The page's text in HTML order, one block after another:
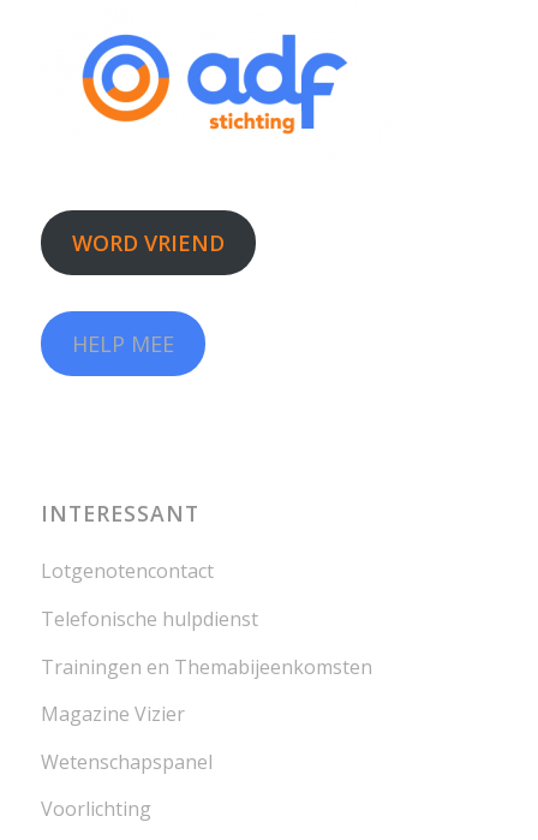
WORD VRIEND
HELP MEE
INTERESSANT
Lotgenotencontact
Telefonische hulpdienst
Trainingen en Themabijeenkomsten
Magazine Vizier
Wetenschapspanel
Voorlichting